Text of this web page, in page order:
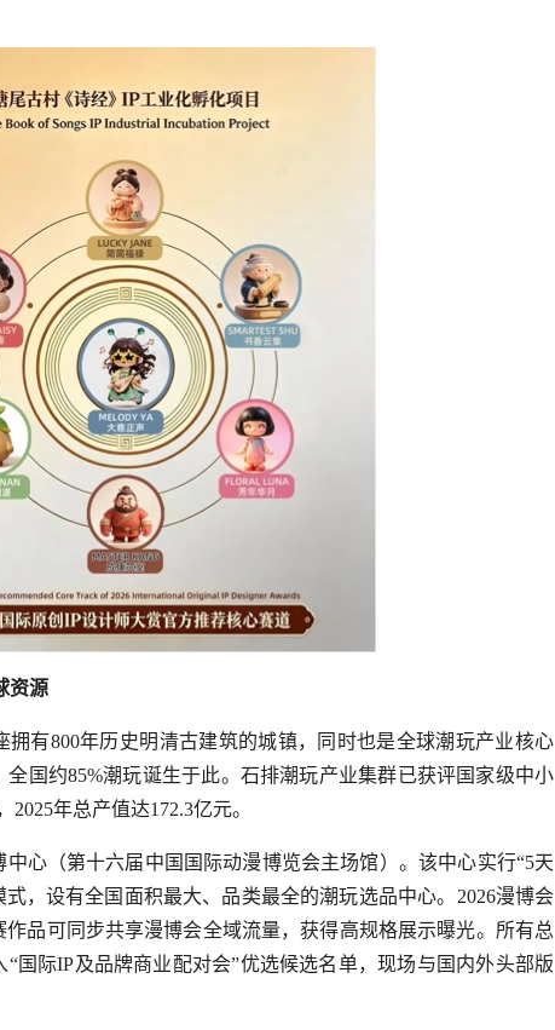
资源
有800年历史明清古建筑的城镇，同时也是全球潮玩产业核心
国约85%潮玩诞生于此。石排潮玩产业集群已获评国家级中小
年总产值达172.3亿元。
心（第十六届中国国际动漫博览会主场馆）。该中心实行“5天
，设有全国面积最大、品类最全的潮玩选品中心。2026漫博会
品可同步共享漫博会全域流量，获得高规格展示曝光。所有总
国际IP及品牌商业配对会”优选候选名单，现场与国内外头部版